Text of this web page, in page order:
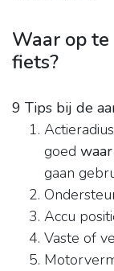
Waar op
fiets?
9 Tips bij de
goed waar
gaan
Accu
Vaste of